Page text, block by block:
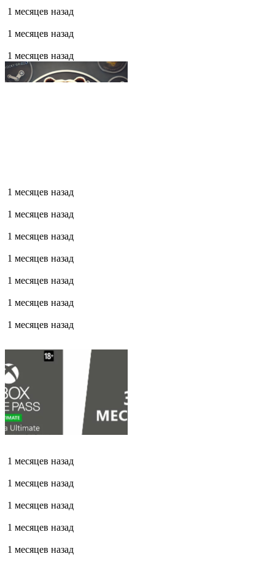
1 месяцев назад
1 месяцев назад
1 месяцев назад
1 месяцев назад
1 месяцев назад
1 месяцев назад
1 месяцев назад
1 месяцев назад
1 месяцев назад
1 месяцев назад
1 месяцев назад
1 месяцев назад
1 месяцев назад
1 месяцев назад
1 месяцев назад